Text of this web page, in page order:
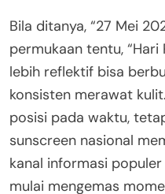
Bila ditanya, “27 Mei
permukaan tentu, “Hari
lebih reflektif bisa
konsisten merawat
posisi pada waktu,
sunscreen nasional
kanal informasi
mulai mengemas